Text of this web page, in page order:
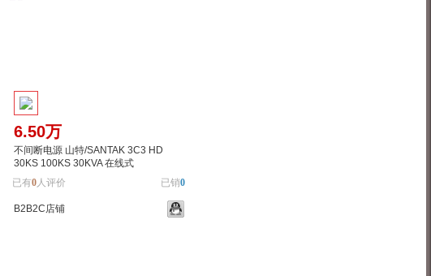
6.50万
不间断电源 山特/SANTAK 3C3 HD
30KS 100KS 30KVA 在线式
已有0人评价 已销0
B2B2C店铺